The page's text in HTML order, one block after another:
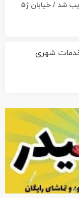
۳ باب مغازه محدوده پستک خریداری و تخریب شد / خیابان ژ۵